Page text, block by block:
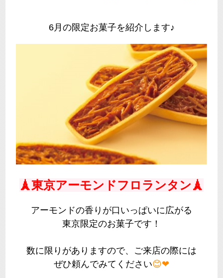
6月の限定お菓子を紹介します♪
🗼東京アーモンドフロランタン🗼
アーモンドの香りが口いっぱいに広がる
東京限定のお菓子です！
数に限りがありますので、ご来店の際には
ぜひ頼んでみてください😊❤